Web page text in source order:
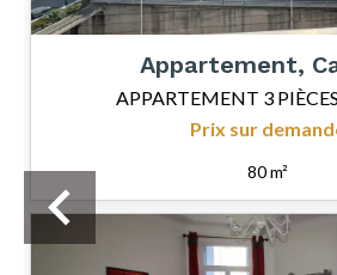
Appartement,
APPARTEMENT 3
Prix sur
80 m²